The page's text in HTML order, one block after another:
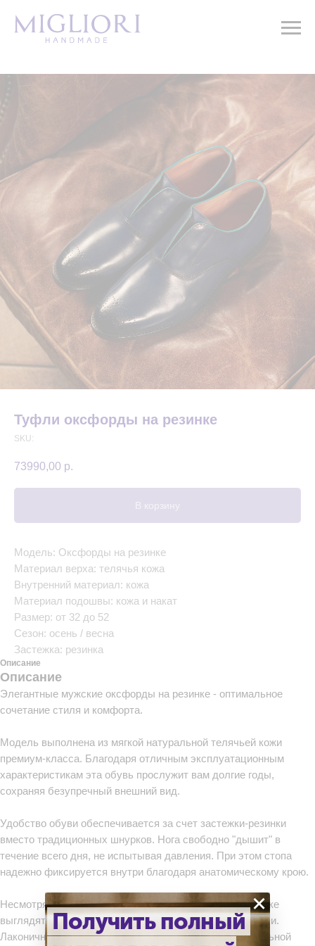
Туфли оксфорды на резинке
SKU:
73990,00 р.
В корзину
Модель: Оксфорды на резинке
Материал верха: телячья кожа
Внутренний материал: кожа
Материал подошвы: кожа и накат
Размер: от 32 до 52
Сезон: осень / весна
Застежка: резинка
Описание
Описание
Элегантные мужские оксфорды на резинке - оптимальное
сочетание стиля и комфорта.
Модель выполнена из мягкой натуральной телячьей кожи
премиум-класса. Благодаря отличным эксплуатационным
характеристикам эта обувь прослужит вам долгие годы,
сохраняя безупречный внешний вид.
Удобство обуви обеспечивается за счет застежки-резинки
вместо традиционных шнурков. Нога свободно "дышит" в
течение всего дня, не испытывая давления. При этом стопа
надежно фиксируется внутри благодаря анатомическому крою.
Несмотря на отсутствие шнуровки, оксфорды на резинке
выглядят не менее элегантно, чем классические модели.
Лаконичность форм и выразительная фактура натуральной
Получить полный
×